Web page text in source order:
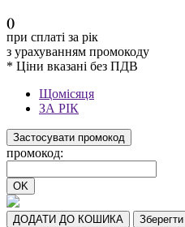
()
при сплаті за рік
з урахуванням промокоду
* Ціни вказані без ПДВ
Щомісяця
ЗА РІК
Застосувати промокод
промокод:
OK
ДОДАТИ ДО КОШИКА Зберегти